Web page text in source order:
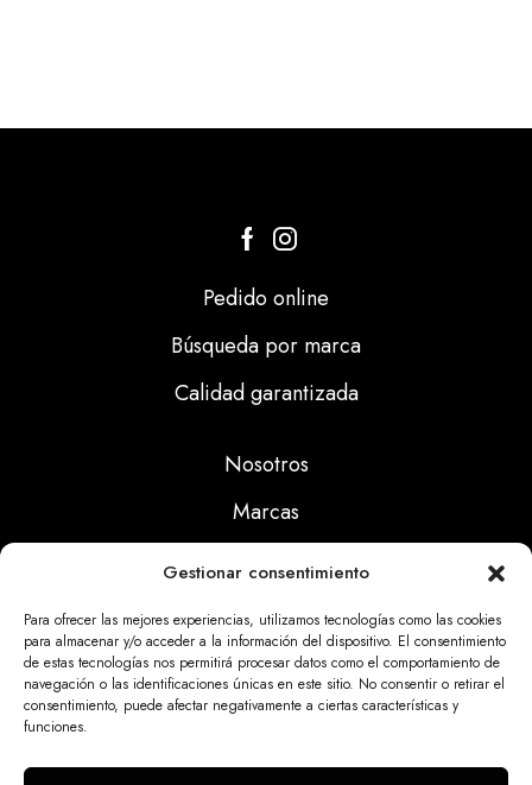
Gestionar consentimiento
Para ofrecer las mejores experiencias, utilizamos tecnologías como las cookies
para almacenar y/o acceder a la información del dispositivo. El consentimiento
de estas tecnologías nos permitirá procesar datos como el comportamiento de
navegación o las identificaciones únicas en este sitio. No consentir o retirar el
consentimiento, puede afectar negativamente a ciertas características y
funciones.
Pedido online
Búsqueda por marca
Calidad garantizada
Nosotros
Marcas
Noticias
Aviso Legal
Politicas Cookies